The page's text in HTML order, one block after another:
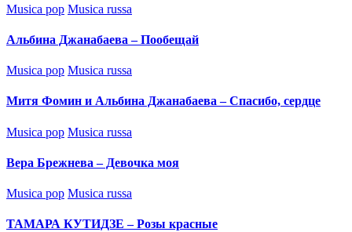
Posted
Musica pop Musica russa
Альбина Джанабаева – Пообещай
Posted
Musica pop Musica russa
Митя Фомин и Альбина Джанабаева – Спасибо, сердце
Posted
Musica pop Musica russa
Вера Брежнева – Девочка моя
Posted
Musica pop Musica russa
ТАМАРА КУТИДЗЕ – Розы красные